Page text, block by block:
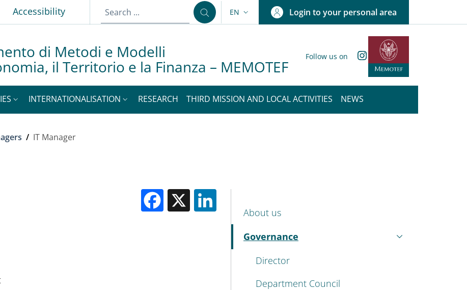
Accessibility LANGUAGE SWITCHER: CURRENT LANGUAGE
EN Login to your personal area
di Metodi e Modelli
il Territorio e la Finanza – MEMOTEF
Follow us on Instagram
INTERNATIONALISATION RESEARCH THIRD MISSION AND LOCAL ACTIVITIES NEWS
/ IT Manager
Facebook
X
MENU CEV SECOND NAVIGATION
About us
Governance
Active
Director
Department Council